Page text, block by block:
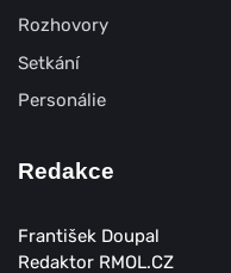
Rozhovory
Setkání
Personálie
Redakce
František Doupal
Redaktor RMOL.CZ